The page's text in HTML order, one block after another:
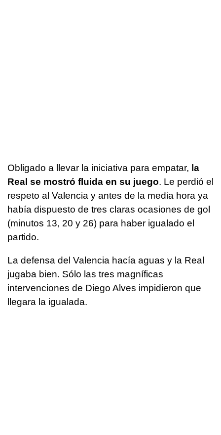
Obligado a llevar la iniciativa para empatar, la
Real se mostró fluida en su juego. Le perdió el
respeto al Valencia y antes de la media hora ya
había dispuesto de tres claras ocasiones de gol
(minutos 13, 20 y 26) para haber igualado el
partido.
La defensa del Valencia hacía aguas y la Real
jugaba bien. Sólo las tres magníficas
intervenciones de Diego Alves impidieron que
llegara la igualada.